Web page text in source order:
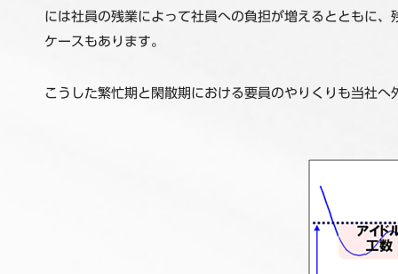
には社員の残業によって社員への負担が増えるとともに
ケースもあります。
こうした繁忙期と閑散期における要員のやりくりも当社